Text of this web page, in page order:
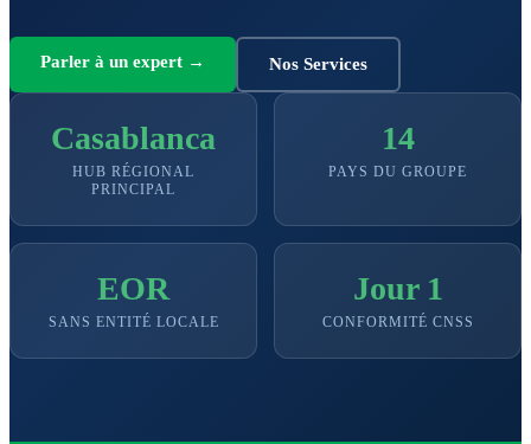
Parler à un expert → Nos Services
Casablanca
HUB RÉGIONAL
PRINCIPAL
14
PAYS DU GROUPE
EOR
SANS ENTITÉ LOCALE
Jour 1
CONFORMITÉ CNSS